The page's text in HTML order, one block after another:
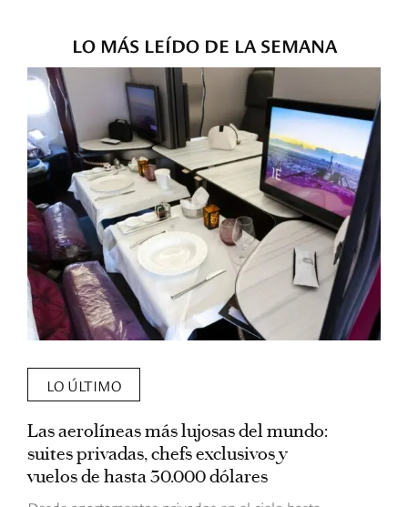
LO MÁS LEÍDO DE LA SEMANA
LO ÚLTIMO
Las aerolíneas más lujosas del mundo:
suites privadas, chefs exclusivos y
vuelos de hasta 30.000 dólares